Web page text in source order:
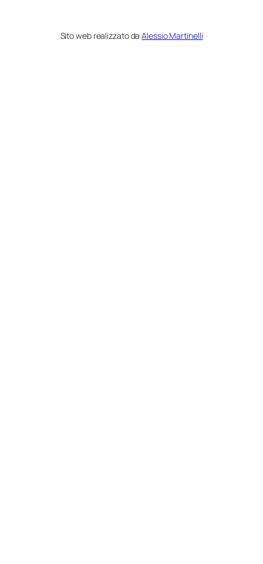
Sito web realizzato daAlessio Martinelli